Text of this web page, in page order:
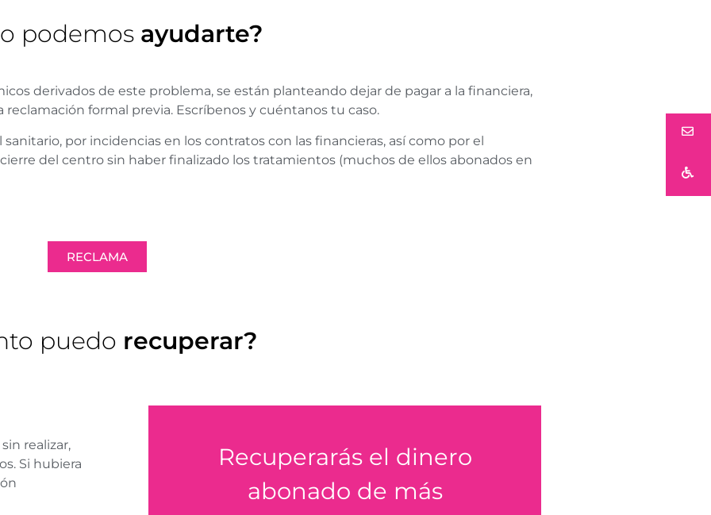
podemos ayudarte?
derivados de este problema, se están planteando dejar de pagar a la financiera,
formal previa. Escríbenos y cuéntanos tu caso.
por incidencias en los contratos con las financieras, así como por el
del centro sin haber finalizado los tratamientos (muchos de ellos abonados en
RECLAMA
puedo recuperar?
realizar,
Si hubiera
Recuperarás el dinero
abonado de más
Recupera tu dinero
RECLAMA